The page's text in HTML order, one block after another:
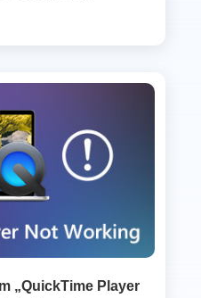
„QuickTime Player